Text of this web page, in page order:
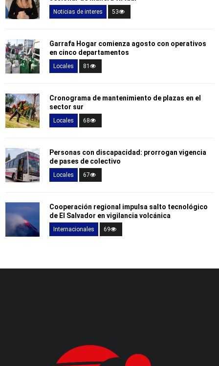
Noticias de interes 53
Garrafa Hogar comienza agosto con operativos
en cinco departamentos
Locales 81
Cronograma de mantenimiento de plazas en el
sector sur
Locales 68
Personas con discapacidad: prorrogan vigencia
de pases de colectivo
Locales 67
Cooperación regional impulsa salto tecnológico
de El Salvador en vigilancia volcánica
Internacionales 69